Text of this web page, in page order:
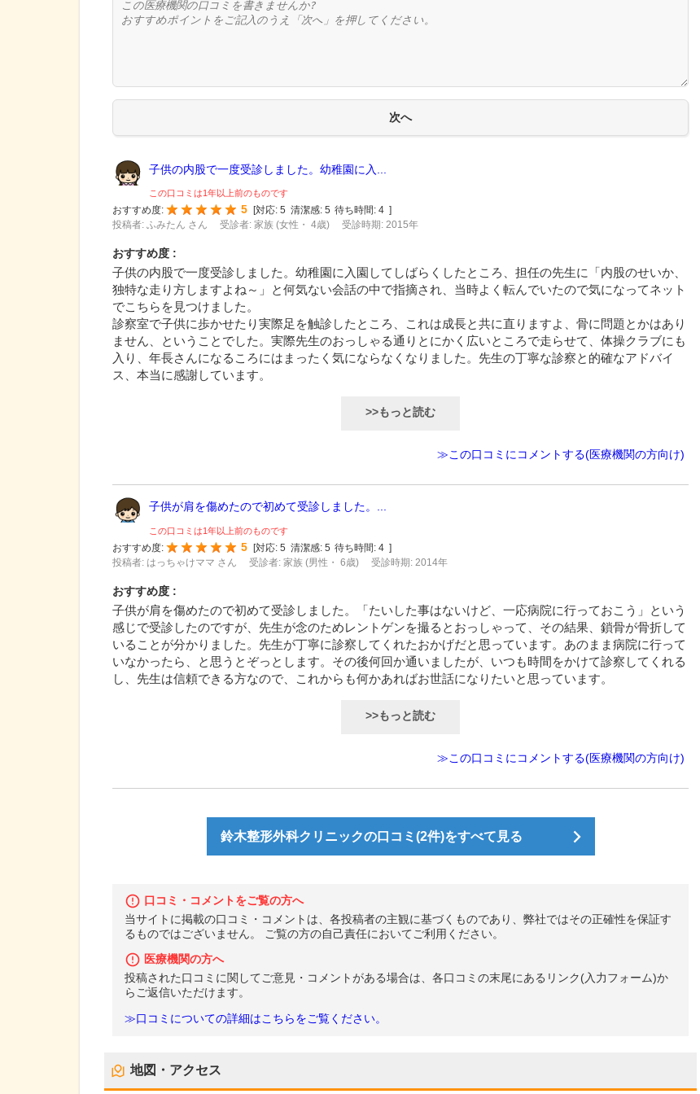
子供の内股で一度受診しました。幼稚園に入...
この口コミは1年以上前のものです
おすすめ度:
5 [対応: 5 清潔感: 5 待ち時間: 4 ]
投稿者: ふみたん さん
受診者: 家族 (女性・ 4歳) 受診時期: 2015年
おすすめ度 :
子供の内股で一度受診しました。幼稚園に入園してしばらくしたところ、担任の先生に「内股のせいか、
独特な走り方しますよね～」と何気ない会話の中で指摘され、当時よく転んでいたので気になってネット
でこちらを見つけました。
診察室で子供に歩かせたり実際足を触診したところ、これは成長と共に直りますよ、骨に問題とかはあり
ません、ということでした。実際先生のおっしゃる通りとにかく広いところで走らせて、体操クラブにも
入り、年長さんになるころにはまったく気にならなくなりました。先生の丁寧な診察と的確なアドバイ
ス、本当に感謝しています。
>>もっと読む
≫この口コミにコメントする(医療機関の方向け)
子供が肩を傷めたので初めて受診しました。...
この口コミは1年以上前のものです
おすすめ度:
5 [対応: 5 清潔感: 5 待ち時間: 4 ]
投稿者: はっちゃけママ さん
受診者: 家族 (男性・ 6歳) 受診時期: 2014年
おすすめ度 :
子供が肩を傷めたので初めて受診しました。「たいした事はないけど、一応病院に行っておこう」という
感じで受診したのですが、先生が念のためレントゲンを撮るとおっしゃって、その結果、鎖骨が骨折して
いることが分かりました。先生が丁寧に診察してくれたおかげだと思っています。あのまま病院に行って
いなかったら、と思うとぞっとします。その後何回か通いましたが、いつも時間をかけて診察してくれる
し、先生は信頼できる方なので、これからも何かあればお世話になりたいと思っています。
>>もっと読む
≫この口コミにコメントする(医療機関の方向け)
鈴木整形外科クリニックの口コミ(2件)をすべて見る
口コミ・コメントをご覧の方へ
当サイトに掲載の口コミ・コメントは、各投稿者の主観に基づくものであり、弊社ではその正確性を保証す
るものではございません。 ご覧の方の自己責任においてご利用ください。
医療機関の方へ
投稿された口コミに関してご意見・コメントがある場合は、各口コミの末尾にあるリンク(入力フォーム)か
らご返信いただけます。
≫口コミについての詳細はこちらをご覧ください。
地図・アクセス